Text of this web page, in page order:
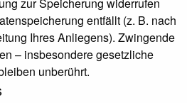
entfällt (z. B. nach
Ihres Anliegens). Zwingende
– insbesondere gesetzliche
unberührt.